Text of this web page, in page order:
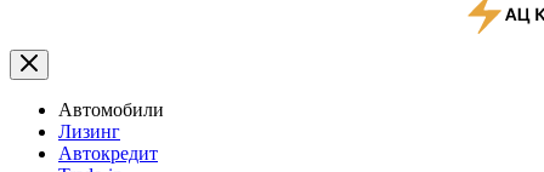
Автомобили
Лизинг
Автокредит